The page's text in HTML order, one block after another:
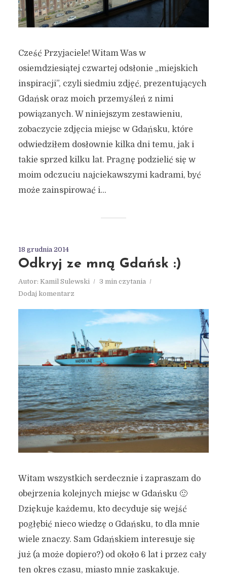
Cześć Przyjaciele! Witam Was w
osiemdziesiątej czwartej odsłonie „miejskich
inspiracji”, czyli siedmiu zdjęć, prezentujących
Gdańsk oraz moich przemyśleń z nimi
powiązanych. W niniejszym zestawieniu,
zobaczycie zdjęcia miejsc w Gdańsku, które
odwiedziłem dosłownie kilka dni temu, jak i
takie sprzed kilku lat. Pragnę podzielić się w
moim odczuciu najciekawszymi kadrami, być
może zainspirować i...
18 grudnia 2014
Odkryj ze mną Gdańsk :)
Autor: Kamil Sulewski
3 min czytania
Dodaj komentarz
Witam wszystkich serdecznie i zapraszam do
obejrzenia kolejnych miejsc w Gdańsku 🙂
Dziękuje każdemu, kto decyduje się wejść
pogłębić nieco wiedzę o Gdańsku, to dla mnie
wiele znaczy. Sam Gdańskiem interesuje się
już (a może dopiero?) od około 6 lat i przez cały
ten okres czasu, miasto mnie zaskakuje.